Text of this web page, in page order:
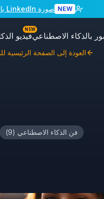
NEW صورة LinkedIn بالذكاء الاصطناعي
بالذكاء الاصطناعيفيديو
NEW
العودة إلى الصفحة الرئيسية
فن الذكاء الاصطناعي (
9
)